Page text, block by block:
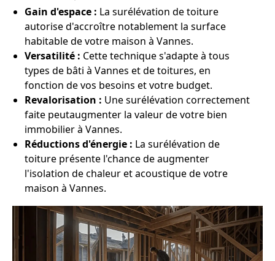
Gain d'espace : La surélévation de toiture
autorise d'accroître notablement la surface
habitable de votre maison à Vannes.
Versatilité : Cette technique s'adapte à tous
types de bâti à Vannes et de toitures, en
fonction de vos besoins et votre budget.
Revalorisation : Une surélévation correctement
faite peutaugmenter la valeur de votre bien
immobilier à Vannes.
Réductions d'énergie : La surélévation de
toiture présente l'chance de augmenter
l'isolation de chaleur et acoustique de votre
maison à Vannes.